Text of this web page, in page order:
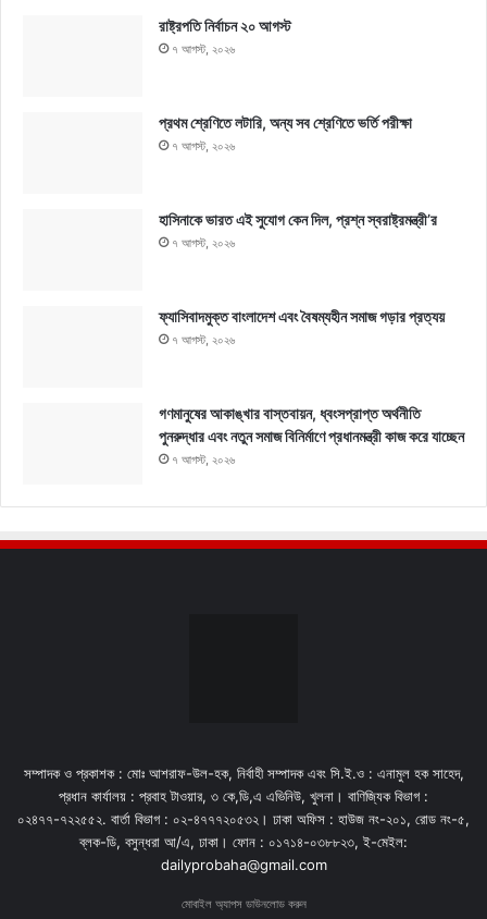
রাষ্ট্রপতি নির্বাচন ২০ আগস্ট
৭ আগস্ট, ২০২৬
প্রথম শ্রেণিতে লটারি, অন্য সব শ্রেণিতে ভর্তি পরীক্ষা
৭ আগস্ট, ২০২৬
হাসিনাকে ভারত এই সুযোগ কেন দিল, প্রশ্ন স্বরাষ্ট্রমন্ত্রী’র
৭ আগস্ট, ২০২৬
ফ্যাসিবাদমুক্ত বাংলাদেশ এবং বৈষম্যহীন সমাজ গড়ার প্রত্যয়
৭ আগস্ট, ২০২৬
গণমানুষের আকাঙ্খার বাস্তবায়ন, ধ্বংসপ্রাপ্ত অর্থনীতি
পুনরুদ্ধার এবং নতুন সমাজ বিনির্মাণে প্রধানমন্ত্রী কাজ করে যাচ্ছেন
৭ আগস্ট, ২০২৬
সম্পাদক ও প্রকাশক : মোঃ আশরাফ-উল-হক, নির্বাহী সম্পাদক এবং সি.ই.ও : এনামুল হক সাহেদ,
প্রধান কার্যালয় : প্রবাহ টাওয়ার, ৩ কে,ডি,এ এভিনিউ, খুলনা। বাণিজ্যিক বিভাগ :
০২৪৭৭-৭২২৫৫২. বার্তা বিভাগ : ০২-৪৭৭৭২০৫৩২। ঢাকা অফিস : হাউজ নং-২০১, রোড নং-৫,
ব্লক-ডি, বসুন্ধরা আ/এ, ঢাকা। ফোন : ০১৭১৪-০৩৮৮২৩, ই-মেইল:
dailyprobaha@gmail.com
মোবাইল অ্যাপস ডাউনলোড করুন